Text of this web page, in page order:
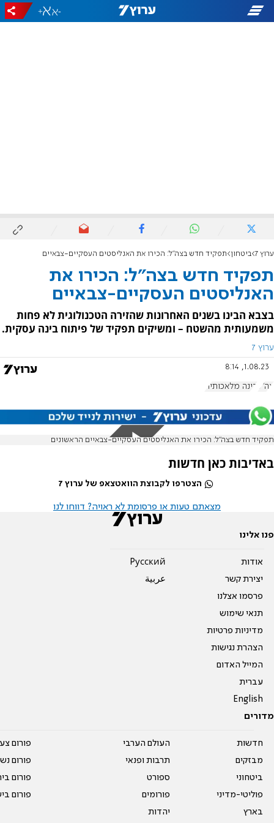
-
+
ערוץ 7 ביטחון תפקיד חדש בצה"ל: הכירו את האנליסטים העסקיים-צבאיים
תפקיד חדש בצה"ל: הכירו את
האנליסטים העסקיים-צבאיים
בצבא הבינו בשנים האחרונות שהזירה הטכנולוגית לא פחות
משמעותית מהשטח – ומשיקים תפקיד של פיתוח בינה עסקית.
ערוץ 7
1.08.23, 8:14
צה"ל בינה מלאכותית
תפקיד חדש בצה"ל: הכירו את האנליסטים העסקיים-צבאיים הראשונים
באדיבות כאן חדשות
הצטרפו לקבוצת הוואטצאפ של ערוץ 7
מצאתם טעות או פרסומת לא ראויה? דווחו לנו
פנו אלינו
אודות
יצירת קשר
פרסמו אצלנו
תנאי שימוש
מדיניות פרטיות
הצהרת נגישות
המייל האדום
עברית
English
Pусский
عربية
מדורים
חדשות
מבזקים
ביטחוני
פוליטי-מדיני
בארץ
העולם הערבי
תרבות ופנאי
ספורט
פורומים
יהדות
פורום
פורום
פורום
פורום